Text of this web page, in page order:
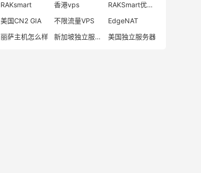
RAKsmart
香港vps
RAKSmart优惠码
美国CN2 GIA
不限流量VPS
EdgeNAT
丽萨主机怎么样
新加坡独立服务器 美国独立服务器